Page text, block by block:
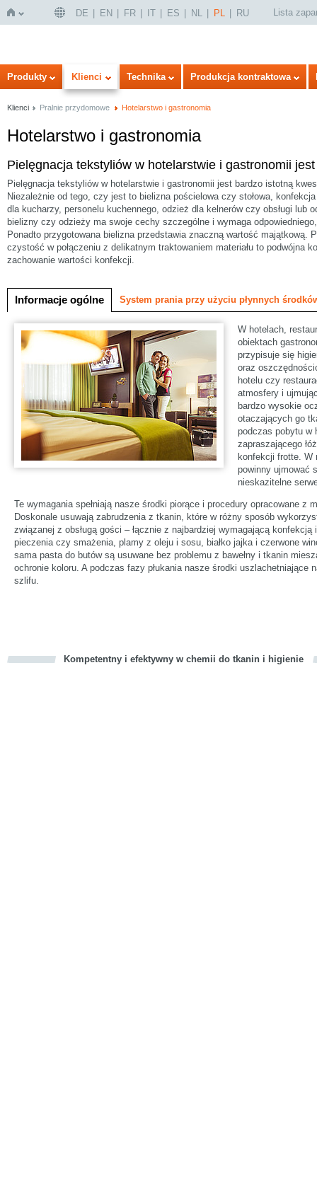
Strona
główna
DE EN FR IT ES NL PL RU Lista
Produkty Klienci Technika Produkcja kontraktowa
Klienci Pralnie przydomowe Hotelarstwo i gastronomia
Hotelarstwo i gastronomia
Pielęgnacja tekstyliów w hotelarstwie i gastronomii
Pielęgnacja tekstyliów w hotelarstwie i gastronomii jest bardzo istotną
Niezależnie od tego, czy jest to bielizna pościelowa czy stołowa,
dla kucharzy, personelu kuchennego, odzież dla kelnerów czy obsługi lub
bielizny czy odzieży ma swoje cechy szczególne i wymaga
Ponadto przygotowana bielizna przedstawia znaczną wartość majątkową.
czystość w połączeniu z delikatnym traktowaniem materiału to podwójna
zachowanie wartości konfekcji.
Informacje ogólne System prania przy użyciu płynnych
W hotelach,
obiektach
przypisuje się
oraz
hotelu czy
atmosfery i
bardzo wysokie
otaczających go
podczas pobytu w
zapraszającego
konfekcji frotte. W
powinny ujmować
nieskazitelne
Te wymagania spełniają nasze środki piorące i procedury opracowane z
Doskonale usuwają zabrudzenia z tkanin, które w różny sposób
związanej z obsługą gości – łącznie z najbardziej wymagającą
pieczenia czy smażenia, plamy z oleju i sosu, białko jajka i czerwone
sama pasta do butów są usuwane bez problemu z bawełny i tkanin
ochronie koloru. A podczas fazy płukania nasze środki uszlachetniające
szlifu.
Kompetentny i efektywny w chemii do tkanin i higienie